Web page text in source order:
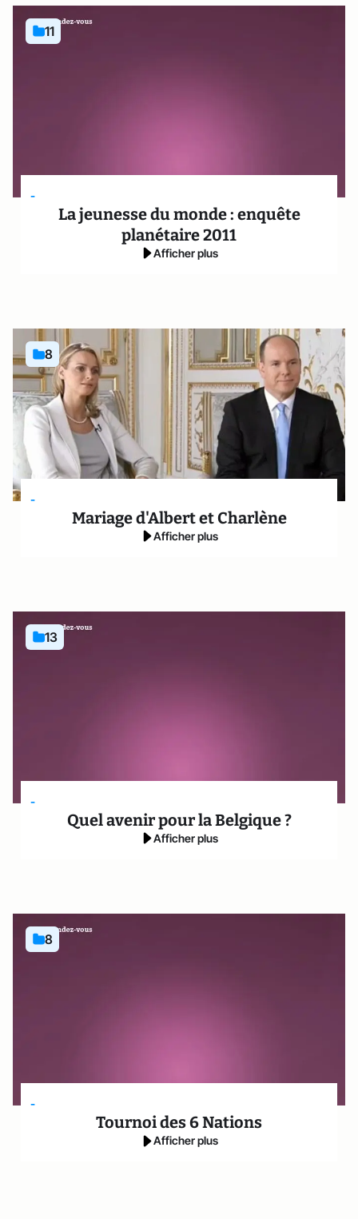
11
-
La jeunesse du monde : enquête
planétaire 2011
Afficher plus
8
-
Mariage d'Albert et Charlène
Afficher plus
13
-
Quel avenir pour la Belgique ?
Afficher plus
8
-
Tournoi des 6 Nations
Afficher plus